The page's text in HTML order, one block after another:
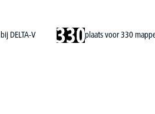
DELTA-V plaats voor 330